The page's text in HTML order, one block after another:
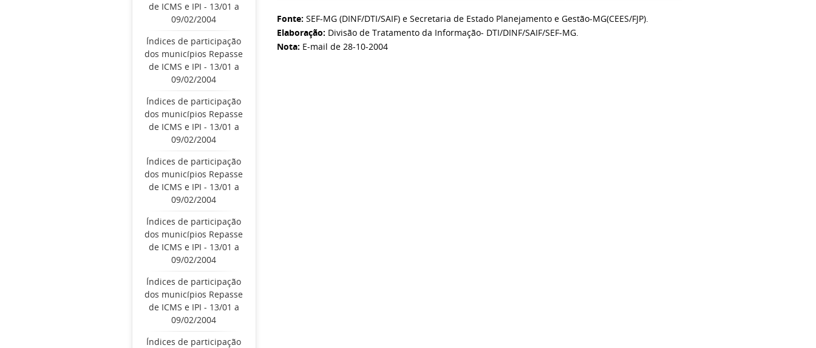
de ICMS e IPI - 13/01 a
09/02/2004
Índices de participação
dos municípios Repasse
de ICMS e IPI - 13/01 a
09/02/2004
Índices de participação
dos municípios Repasse
de ICMS e IPI - 13/01 a
09/02/2004
Índices de participação
dos municípios Repasse
de ICMS e IPI - 13/01 a
09/02/2004
Índices de participação
dos municípios Repasse
de ICMS e IPI - 13/01 a
09/02/2004
Índices de participação
dos municípios Repasse
de ICMS e IPI - 13/01 a
09/02/2004
Índices de participação
Fonte: SEF-MG (DINF/DTI/SAIF) e Secretaria de Estado Planejamento e Gestão-MG(CEES/FJP).
Elaboração: Divisão de Tratamento da Informação- DTI/DINF/SAIF/SEF-MG.
Nota: E-mail de 28-10-2004